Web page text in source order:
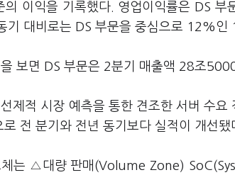
의 이익을 기록했다. 영업이익률은 DS
기 대비로는 DS 부문을 중심으로 12%인
보면 DS 부문은 2분기 매출액 28조
제적 시장 예측을 통한 견조한 서버 수
로 전 분기와 전년 동기보다 실적이 개선됐
체는 △대량 판매(Volume Zone)